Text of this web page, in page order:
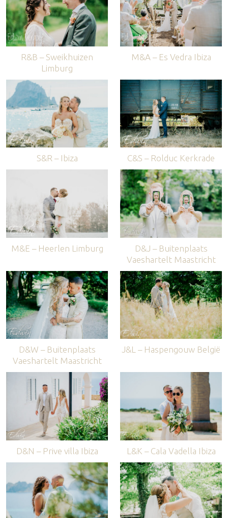
R&B – Sweikhuizen
Limburg
M&A – Es Vedra Ibiza
S&R – Ibiza C&S – Rolduc Kerkrade
M&E – Heerlen Limburg
D&J – Buitenplaats
Vaeshartelt Maastricht
D&W – Buitenplaats
Vaeshartelt Maastricht
J&L – Haspengouw België
D&N – Prive villa Ibiza L&K – Cala Vadella Ibiza